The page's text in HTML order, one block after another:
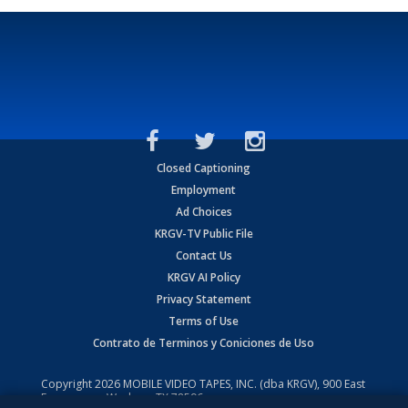
Closed Captioning
Employment
Ad Choices
KRGV-TV Public File
Contact Us
KRGV AI Policy
Privacy Statement
Terms of Use
Contrato de Terminos y Coniciones de Uso
Copyright2026 MOBILE VIDEO TAPES, INC. (dba KRGV), 900 East
Expressway, Weslaco, TX 78596.